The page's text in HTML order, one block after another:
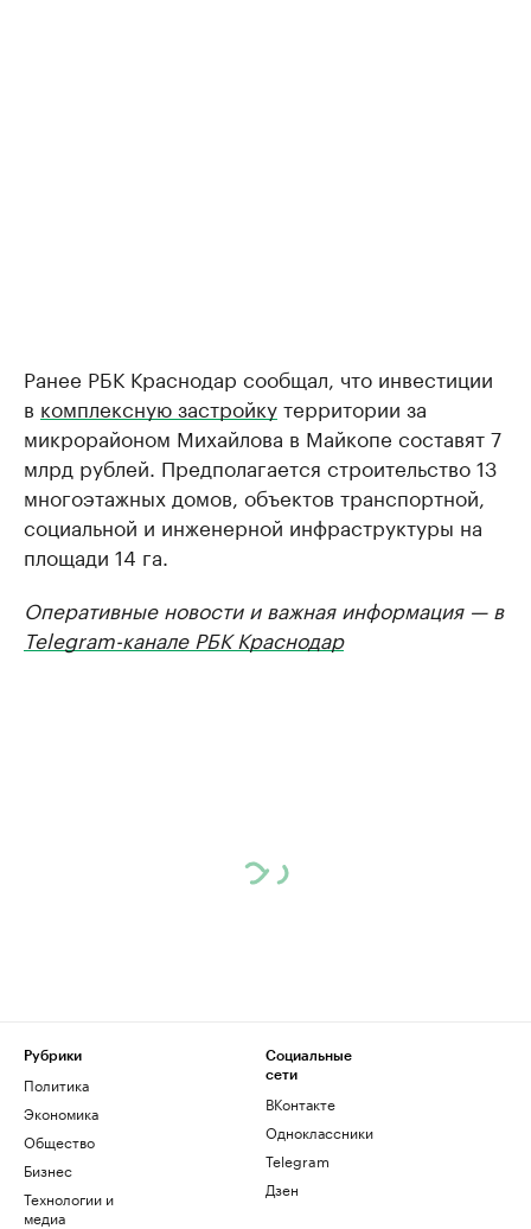
Ранее РБК Краснодар сообщал, что инвестиции
в комплексную застройкутерритории за
микрорайоном Михайлова в Майкопе составят 7
млрд рублей. Предполагается строительство 13
многоэтажных домов, объектов транспортной,
социальной и инженерной инфраструктуры на
площади 14 га.
Оперативные новости и важная информация — в
Telegram-канале РБК Краснодар
Рубрики
Политика
Экономика
Общество
Бизнес
Технологии и
медиа
Социальные
сети
ВКонтакте
Одноклассники
Telegram
Дзен